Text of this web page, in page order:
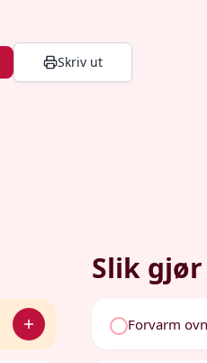
Skriv ut
Slik
Forvarm